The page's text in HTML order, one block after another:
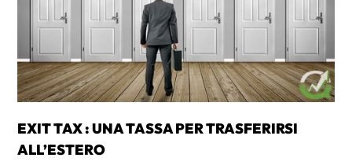
EXIT TAX : UNA TASSA PER TRASFERIRSI
ALL’ESTERO